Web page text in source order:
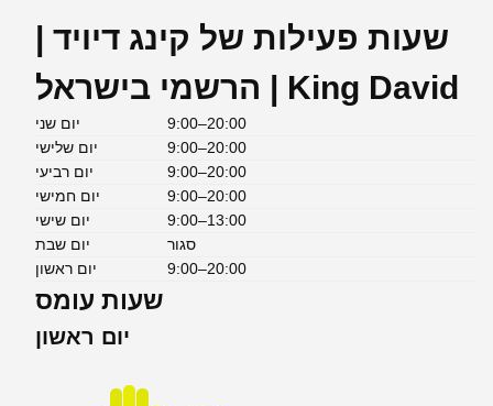
שעות פעילות של קינג דיויד |
הרשמי בישראל | King David
יום שני
9:00–20:00
יום שלישי
9:00–20:00
יום רביעי
9:00–20:00
יום חמישי
9:00–20:00
יום שישי
9:00–13:00
יום שבת
סגור
יום ראשון
9:00–20:00
שעות עומס
יום ראשון